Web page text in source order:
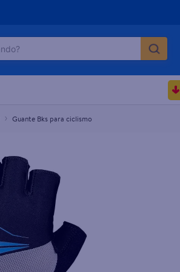
Guante Bks para ciclismo
BUSCADOS
dove